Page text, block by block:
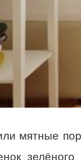
мятные
зелёного